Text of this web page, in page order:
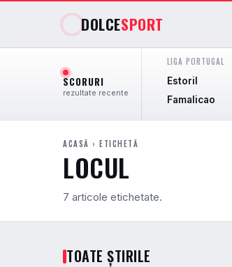
DOLCESPORT
SCORURI
rezultate recente
LIGA PORTUGAL
Estoril
Famalicao
ACASĂ › ETICHETĂ
LOCUL
7 articole etichetate.
TOATE ȘTIRILE